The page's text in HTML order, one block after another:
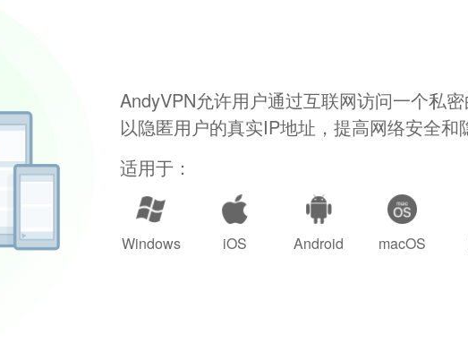
AndyVPN允许用户通过互联网访问一个私
以隐匿用户的真实IP地址，提高网络安全和
适用于：
Windows iOS Android macOS